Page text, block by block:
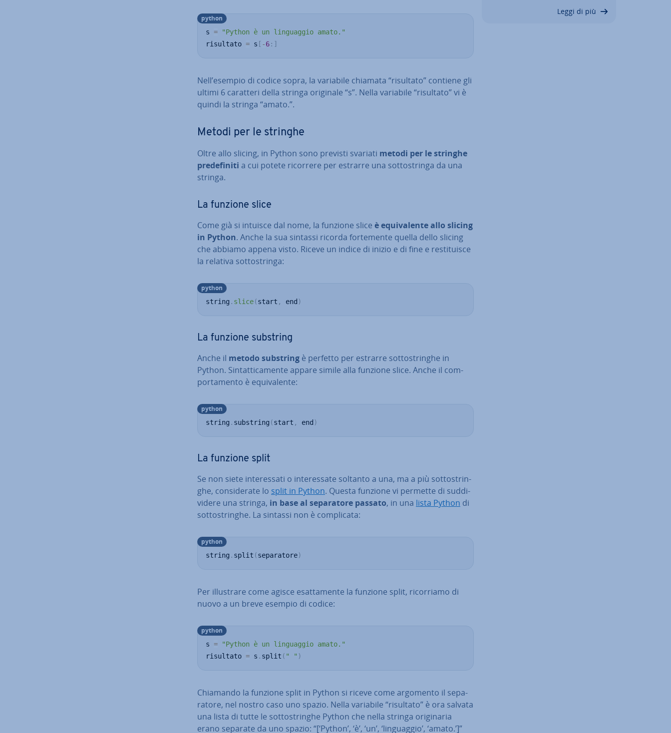
s =
"Python è un linguaggio amato."
risultato = s [ -6: ]
python
Nell’esempio di codice sopra, la variabile chiamata “risultato” contiene gli
ultimi 6 caratteri della stringa originale “s”. Nella variabile “risultato” vi è
quindi la stringa “amato.”.
Metodi per le stringhe
Oltre allo slicing, in Python sono previsti svariati metodi per le stringhe
pre­de­fi­ni­ti a cui potete ricorrere per estrarre una sot­to­strin­ga da una
stringa.
La funzione slice
Come già si intuisce dal nome, la funzione slice è equi­va­len­te allo slicing
in Python. Anche la sua sintassi ricorda for­te­men­te quella dello slicing
che abbiamo appena visto. Riceve un indice di inizio e di fine e re­sti­tui­sce
la relativa sot­to­strin­ga:
string . slice(start , end )
python
La funzione substring
Anche il metodo substring è perfetto per estrarre sot­to­strin­ghe in
Python. Sin­tat­ti­ca­men­te appare simile alla funzione slice. Anche il com­
por­ta­men­to è equi­va­len­te:
string . substring (start , end )
python
La funzione split
Se non siete in­te­res­sa­ti o in­te­res­sa­te soltanto a una, ma a più sot­to­strin­
ghe, con­si­de­ra­te lo split in Python. Questa funzione vi permette di sud­di­
vi­de­re una stringa, in base al se­pa­ra­to­re passato, in una lista Python di
sot­to­strin­ghe. La sintassi non è com­pli­ca­ta:
string . split (separatore)
python
Per il­lu­stra­re come agisce esat­ta­men­te la funzione split, ri­cor­ria­mo di
nuovo a un breve esempio di codice:
s =
"Python è un linguaggio amato."
risultato = s . split ( " " )
python
Chiamando la funzione split in Python si riceve come argomento il se­pa­
ra­to­re, nel nostro caso uno spazio. Nella variabile “risultato” è ora salvata
una lista di tutte le sot­to­strin­ghe Python che nella stringa ori­gi­na­ria
erano separate da uno spazio: “[‘Python’, ‘è’, ‘un’, ‘lin­guag­gio’, ‘amato.’]”
Leggi di più